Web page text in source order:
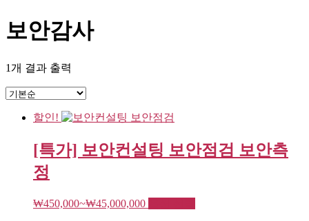
보안감사
1개 결과 출력
할인!
[특가] 보안컨설팅 보안점검 보안측
정
₩450,000~₩45,000,000